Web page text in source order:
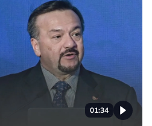
01:34